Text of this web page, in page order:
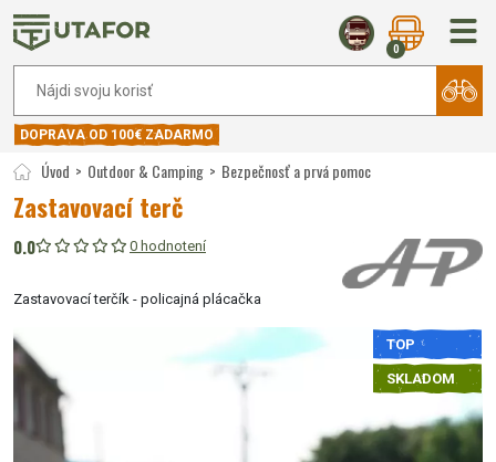
0
DOPRAVA OD 100€ ZADARMO
Úvod Outdoor & Camping Bezpečnosť a prvá pomoc
Zastavovací terč
0.0 0 hodnotení
Zastavovací terčík - policajná plácačka
TOP
SKLADOM